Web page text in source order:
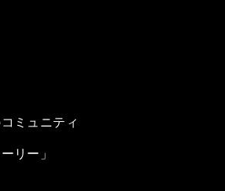
ミュニティ
リー」